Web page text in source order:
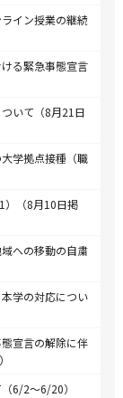
イン授業の継続
る緊急事態宣言
いて（8月21日
学拠点接種（職
）（8月10日掲
への移動の自粛
学の対応につい
宣言の解除に伴
6/2～6/20）